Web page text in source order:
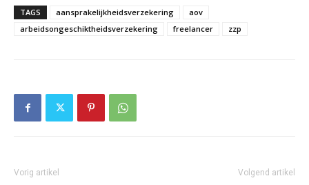
TAGS aansprakelijkheidsverzekering
aov
arbeidsongeschiktheidsverzekering
freelancer zzp
Vorig artikel Volgend artikel